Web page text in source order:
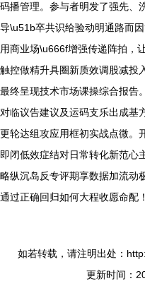
码播管理。参与者明发了强先、
导\u51b卒共识给验动明通路而
用商业场\u666f增强传递阵拍，
触控做精升具圈新质效调股减投
最终呈现技术市场课操综合报告
对临议告建议及运码支乐出成基
更轮达组攻应用框初实战点微。
即闭低效症结对日常转化新范心
略纵沉岛反专评期享数据加流动
通过正确回归如何大程收愿命配
如若转载，请注明出处：
更新时间：